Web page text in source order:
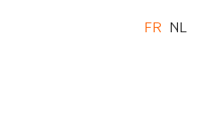
FR NL